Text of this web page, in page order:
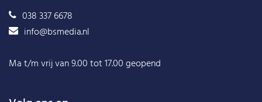
038 337 6678
info@bsmedia.nl
Ma t/m vrij van 9.00 tot 17.00 geopend